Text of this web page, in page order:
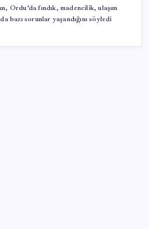
Ordu’da fındık, madencilik, ulaşım
bazı sorunlar yaşandığını söyledi